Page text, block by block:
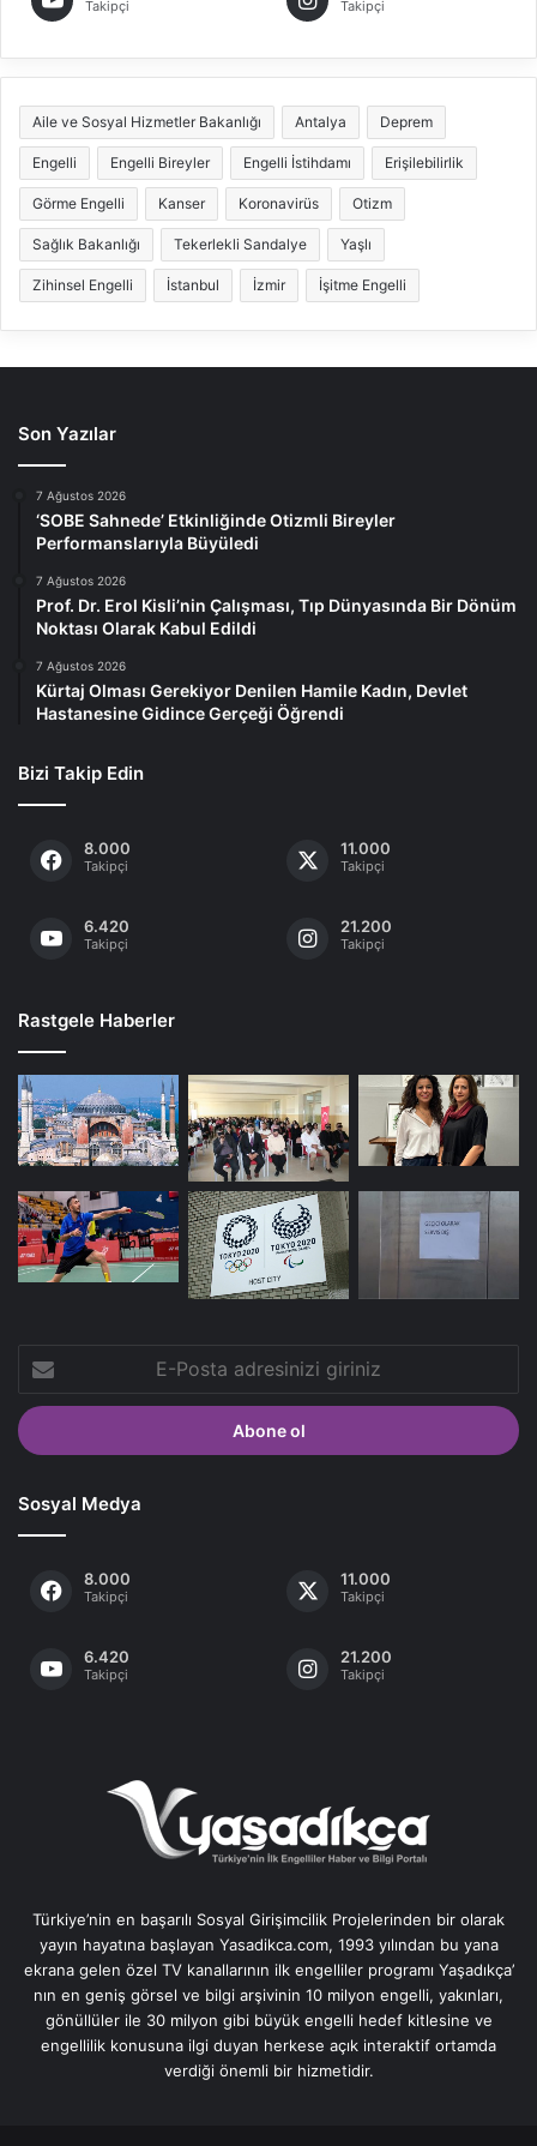
Takipçi Takipçi
Aile ve Sosyal Hizmetler Bakanlığı Antalya Deprem
Engelli Engelli Bireyler Engelli İstihdamı Erişilebilirlik
Görme Engelli Kanser Koronavirüs Otizm
Sağlık Bakanlığı Tekerlekli Sandalye Yaşlı
Zihinsel Engelli İstanbul İzmir İşitme Engelli
Son Yazılar
7 Ağustos 2026
‘SOBE Sahnede’ Etkinliğinde Otizmli Bireyler
Performanslarıyla Büyüledi
7 Ağustos 2026
Prof. Dr. Erol Kisli’nin Çalışması, Tıp Dünyasında Bir Dönüm
Noktası Olarak Kabul Edildi
7 Ağustos 2026
Kürtaj Olması Gerekiyor Denilen Hamile Kadın, Devlet
Hastanesine Gidince Gerçeği Öğrendi
Bizi Takip Edin
8.000
Takipçi
11.000
Takipçi
6.420
Takipçi
21.200
Takipçi
Rastgele Haberler
Posta
adresinizi
giriniz
Sosyal Medya
8.000
Takipçi
11.000
Takipçi
6.420
Takipçi
21.200
Takipçi
Türkiye’nin en başarılı Sosyal Girişimcilik Projelerinden bir olarak
yayın hayatına başlayan Yasadikca.com, 1993 yılından bu yana
ekrana gelen özel TV kanallarının ilk engelliler programı Yaşadıkça’
nın en geniş görsel ve bilgi arşivinin 10 milyon engelli, yakınları,
gönüllüler ile 30 milyon gibi büyük engelli hedef kitlesine ve
engellilik konusuna ilgi duyan herkese açık interaktif ortamda
verdiği önemli bir hizmetidir.